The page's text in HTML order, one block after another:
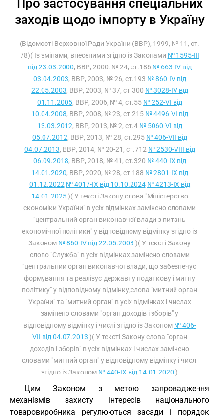
Про застосування спеціальних
заходів щодо імпорту в Україну
(Відомості Верховної Ради України (ВВР), 1999, № 11, ст.
78)( Із змінами, внесеними згідно із Законами № 1595-III
від 23.03.2000, ВВР, 2000, № 24, ст.186 № 663-IV від
03.04.2003, ВВР, 2003, № 26, ст.193 № 860-IV від
22.05.2003, ВВР, 2003, № 37, ст.300 № 3028-IV від
01.11.2005, ВВР, 2006, № 4, ст.55 № 252-VI від
10.04.2008, ВВР, 2008, № 23, ст.215 № 4496-VI від
13.03.2012, ВВР, 2013, № 2, ст.4 № 5060-VI від
05.07.2012, ВВР, 2013, № 28, ст.295 № 406-VII від
04.07.2013, ВВР, 2014, № 20-21, ст.712 № 2530-VIII від
06.09.2018, ВВР, 2018, № 41, ст.320 № 440-IX від
14.01.2020, ВВР, 2020, № 28, ст.188 № 2801-IX від
01.12.2022 № 4017-IX від 10.10.2024 № 4213-IX від
14.01.2025)( У тексті Закону слова "Міністерство
економіки України" в усіх відмінках замінено словами
"центральний орган виконавчої влади з питань
економічної політики" у відповідному відмінку згідно із
Законом № 860-IV від 22.05.2003 )( У тексті Закону
слово "Служба" в усіх відмінках замінено словами
"центральний орган виконавчої влади, що забезпечує
формування та реалізує державну податкову і митну
політику" у відповідному відмінку;слова "митний орган
України" та "митний орган" в усіх відмінках і числах
замінено словами "орган доходів і зборів" у
відповідному відмінку і числі згідно із Законом № 406-
VII від 04.07.2013 )( У тексті Закону слова "орган
доходів і зборів" в усіх відмінках і числах замінено
словами "митний орган" у відповідному відмінку і числі
згідно із Законом № 440-IX від 14.01.2020 )
Цим Законом з метою запровадження
механізмів захисту інтересів національного
товаровиробника регулюються засади і порядок